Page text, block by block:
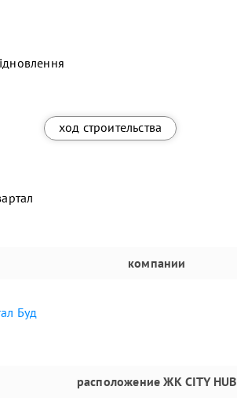
ход строительства
компании
Буд
расположение ЖК CITY HUB